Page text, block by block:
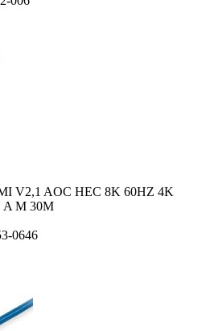
V2,1 AOC HEC 8K 60HZ 4K
A M 30M
0646